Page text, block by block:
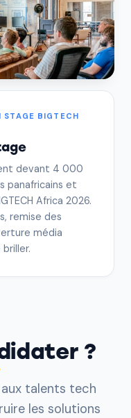
STAGE BIGTECH
devant 4 000
panafricains et
Africa 2026.
remise des
média
?
talents tech
les solutions